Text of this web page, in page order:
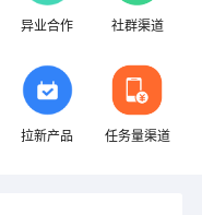
异业合作 社群渠道
拉新产品 任务量渠道